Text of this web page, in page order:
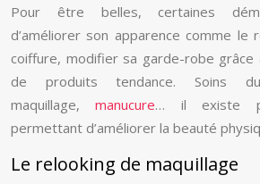
Pour être belles, certaines
d’améliorer son apparence comme le
coiffure, modifier sa garde-robe grâce
de produits tendance. Soins
maquillage,manucure… il existe
permettant d’améliorer la beauté
Le relooking de maquillage